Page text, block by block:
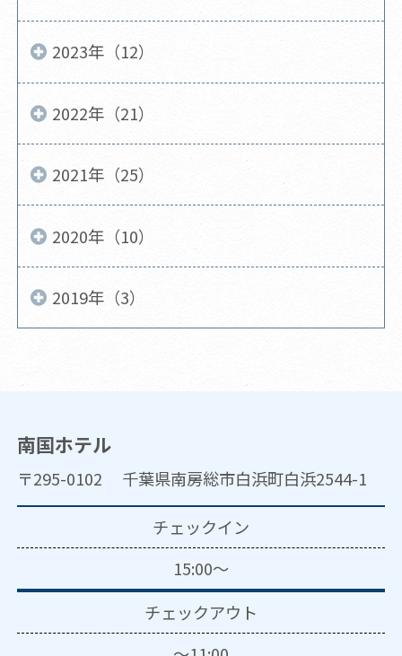
2023年（12）
2022年（21）
2021年（25）
2020年（10）
2019年（3）
南国ホテル
〒295-0102 千葉県南房総市白浜町白浜2544-1
チェックイン
15:00～
チェックアウト